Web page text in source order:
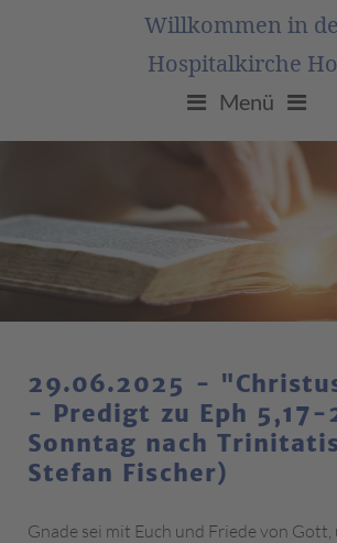
Willkommen in
Hospitalkirche
Menü
29.06.2025 -
- Predigt zu Eph 5,17-
Sonntag nach
Stefan Fischer)
Gnade sei mit Euch und Friede von Gott,